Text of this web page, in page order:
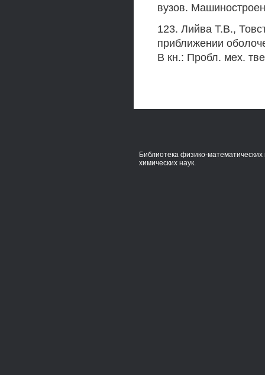
вузов.
123. Лийва Т.В.,
приближении
В кн.: Пробл. мех.
Библиотека физико-математических
химических наук.